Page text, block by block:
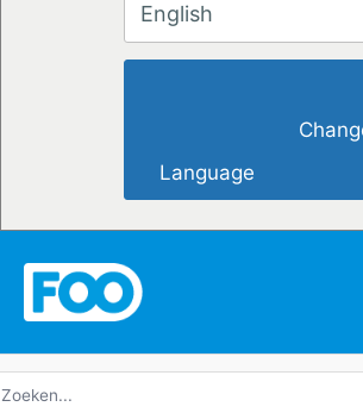
English
Language